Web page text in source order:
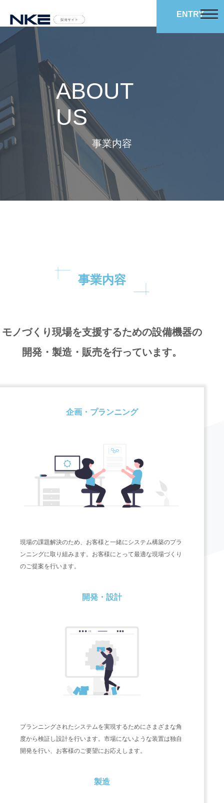
ENTRY
ABOUT
US
事業内容
事業内容
モノづくり現場を支援するための設備機器の
開発・製造・販売を行っています。
企画・プランニング
現場の課題解決のため、お客様と一緒にシステム構築のプラ
ンニングに取り組みます。お客様にとって最適な現場づくり
のご提案を行います。
開発・設計
プランニングされたシステムを実現するためにさまざまな角
度から検証し設計を行います。市場にないような装置は独自
開発を行い、お客様のご要望にお応えします。
製造